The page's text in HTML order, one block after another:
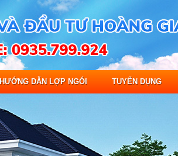
HƯỚNG DẪN LỢP NGÓI TUYỂN DỤNG